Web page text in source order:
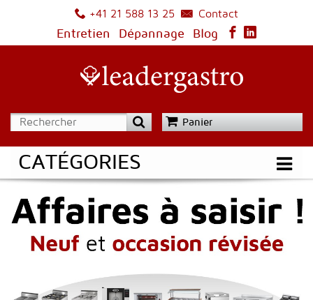
+41 21 588 13 25
Contact
Entretien
Dépannage Blog
Panier
CATÉGORIES